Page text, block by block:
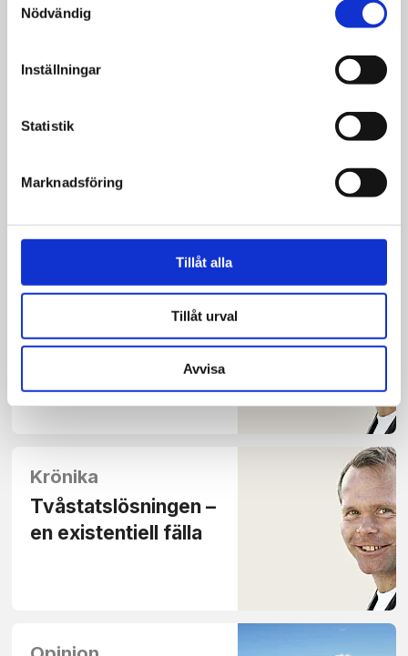
Nödvändig
Inställningar
Statistik
Marknadsföring
Tillåt alla
Tillåt urval
Avvisa
Jerry's Israelbojkott
Nyheter
startar bojkott mot
Krönika
Krönika
Tvåstatslösningen –
en existentiell fälla